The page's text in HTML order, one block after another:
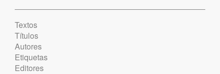
Textos
Títulos
Autores
Etiquetas
Editores